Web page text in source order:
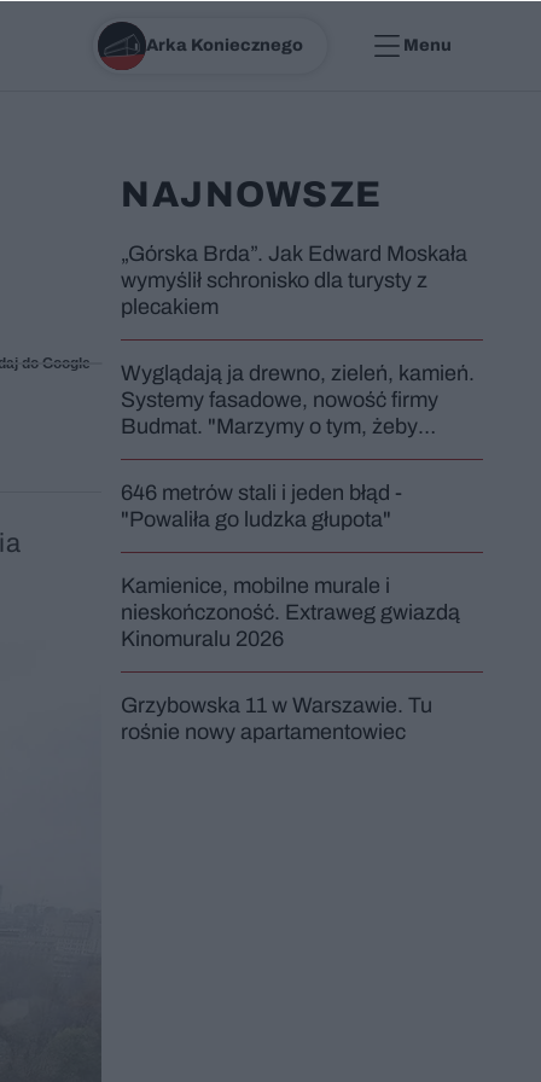
Arka Koniecznego Menu
do Google
NAJNOWSZE
„Górska Brda”. Jak Edward Moskała
wymyślił schronisko dla turysty z
plecakiem
Wyglądają ja drewno, zieleń, kamień.
Systemy fasadowe, nowość firmy
Budmat. "Marzymy o tym, żeby
jednak odróżnić od sąsiadów"
646 metrów stali i jeden błąd -
"Powaliła go ludzka głupota"
Kamienice, mobilne murale i
nieskończoność. Extraweg gwiazdą
Kinomuralu 2026
Grzybowska 11 w Warszawie. Tu
rośnie nowy apartamentowiec